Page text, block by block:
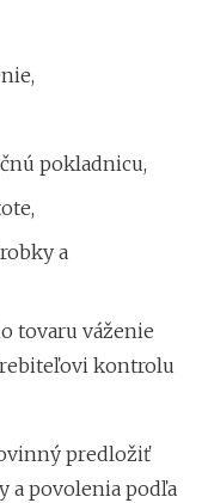
pokladnicu,
a
tovaru váženie
kontrolu
predložiť
a povolenia podľa